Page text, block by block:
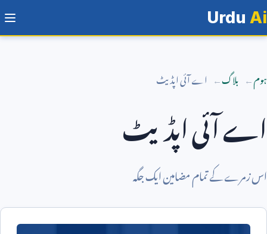
Urdu Ai
ہوم بلاگ اے آئی اپڈیٹ
اے آئی اپڈیٹ
اس زمرے کے تمام مضامین ایک جگہ